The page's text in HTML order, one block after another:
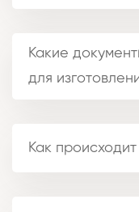
Какие
для
Как